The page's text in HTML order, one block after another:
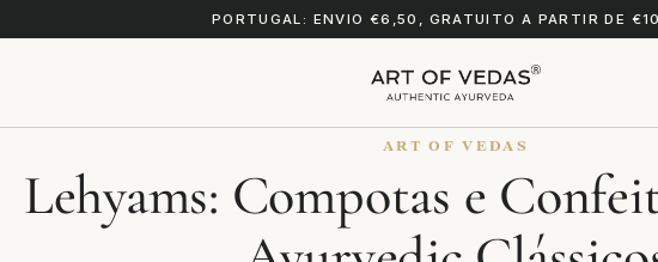
PORTUGAL: ENVIO €6,50, GRATUITO A PARTIR DE
ART OF VEDAS
Lehyams: Compotas e